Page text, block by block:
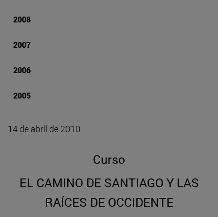
2008
2007
2006
2005
14 de abril de 2010
Curso
EL CAMINO DE SANTIAGO Y LAS
RAÍCES DE OCCIDENTE